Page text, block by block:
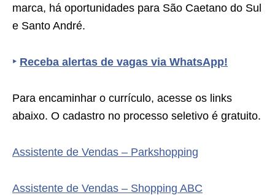
marca, há oportunidades para São Caetano do Sul
e Santo André.
‣ Receba alertas de vagas via WhatsApp!
Para encaminhar o currículo, acesse os links
abaixo. O cadastro no processo seletivo é gratuito.
Assistente de Vendas – Parkshopping
Assistente de Vendas – Shopping ABC